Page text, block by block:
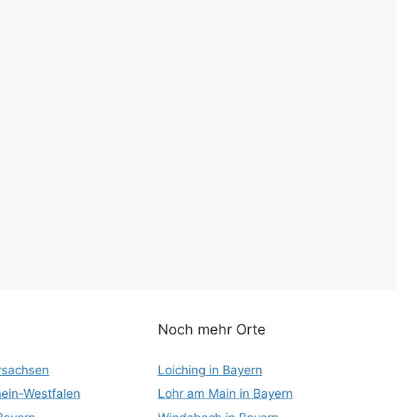
Westfalen
Noch mehr Orte
Loiching in Bayern
Lohr am Main in Bayern